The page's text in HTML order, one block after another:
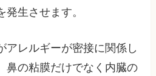
生させます。
アレルギーが密接に関係し
鼻の粘膜だけでなく内臓の